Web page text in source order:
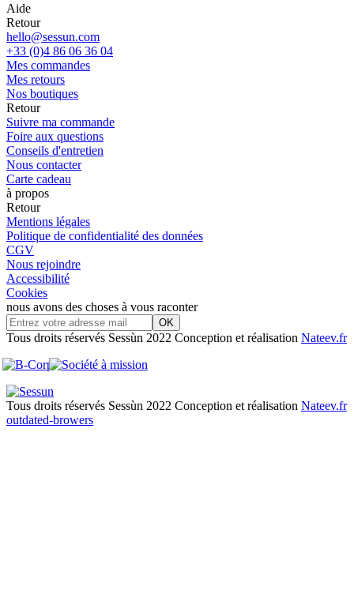
Aide
Retour
hello@sessun.com
+33 (0)4 86 06 36 04
Mes commandes
Mes retours
Nos boutiques
Retour
Suivre ma commande
Foire aux questions
Conseils d'entretien
Nous contacter
Carte cadeau
à propos
Retour
Mentions légales
Politique de confidentialité des données
CGV
Nous rejoindre
Accessibilité
Cookies
nous avons des choses à vous raconter
OK
Tous droits réservés Sessùn 2022 Conception et réalisation Nateev.fr
Tous droits réservés Sessùn 2022 Conception et réalisation Nateev.fr
outdated-browers